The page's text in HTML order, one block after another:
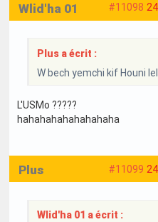
#11098
Wlid'ha 01
Plus a écrit :
W bech yemchi kif Houni
L'USMo ?????
hahahahahahahahaha
#11099
Plus
Wlid'ha 01 a écrit :